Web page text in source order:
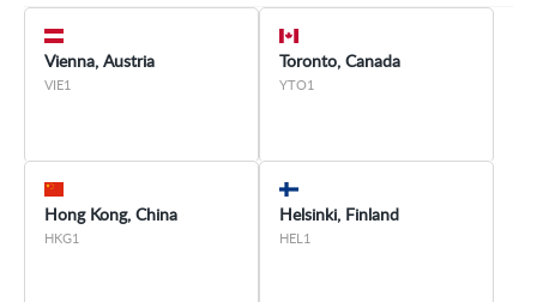
Vienna, Austria
VIE1
Toronto, Canada
YTO1
Hong Kong, China
HKG1
Helsinki, Finland
HEL1